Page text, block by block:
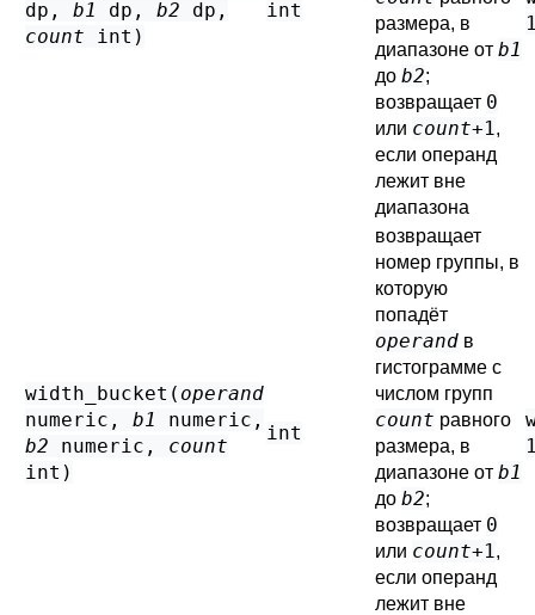
dp , b1 dp , b2 dp ,
count
int )
int
размера, в
диапазоне от b1
до b2;
возвращает 0
или count+1,
если операнд
лежит вне
диапазона
width_bucket( operand
numeric , b1 numeric ,
b2
numeric , count
int )
int
возвращает
номер группы, в
которую
попадёт
operand в
гистограмме с
числом групп
count равного
размера, в
диапазоне от b1
до b2;
возвращает 0
или count+1,
если операнд
лежит вне